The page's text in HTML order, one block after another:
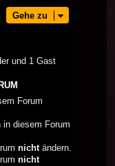
Gehe zu
und 1 Gast
Forum
in diesem Forum
nichtändern.
nicht